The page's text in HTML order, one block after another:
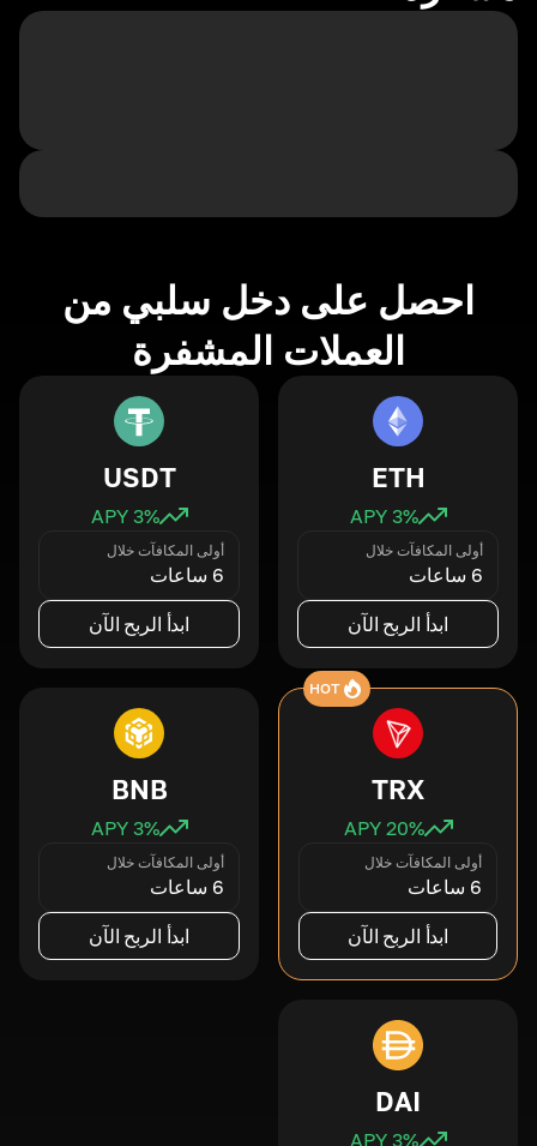
احصل على دخل سلبي من
العملات المشفرة
ETH
3% APY
أولى المكافآت خلال
6 ساعات
ابدأ الربح الآن
USDT
3% APY
أولى المكافآت خلال
6 ساعات
ابدأ الربح الآن
HOT
TRX
20% APY
أولى المكافآت خلال
6 ساعات
ابدأ الربح الآن
BNB
3% APY
أولى المكافآت خلال
6 ساعات
ابدأ الربح الآن
DAI
3% APY